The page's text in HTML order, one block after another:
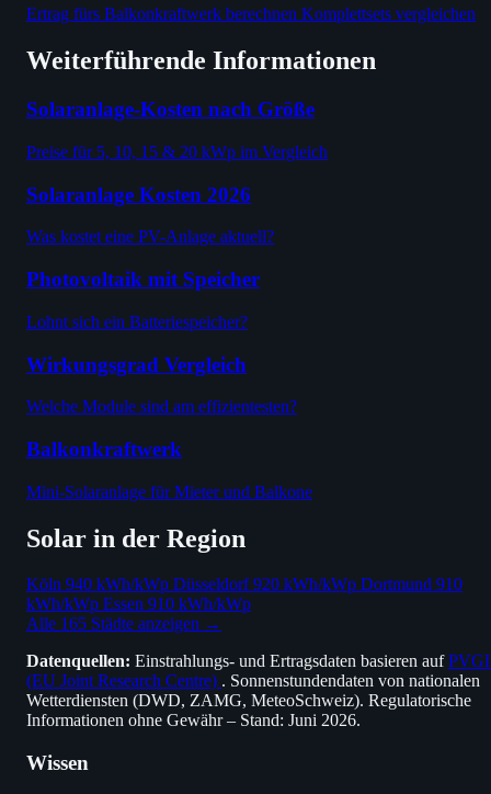
Ertrag fürs Balkonkraftwerk berechnen Komplettsets vergleichen
Weiterführende Informationen
Solaranlage-Kosten nach Größe
Preise für 5, 10, 15 & 20 kWp im Vergleich
Solaranlage Kosten 2026
Was kostet eine PV-Anlage aktuell?
Photovoltaik mit Speicher
Lohnt sich ein Batteriespeicher?
Wirkungsgrad Vergleich
Welche Module sind am effizientesten?
Balkonkraftwerk
Mini-Solaranlage für Mieter und Balkone
Solar in der Region
Köln 940 kWh/kWp Düsseldorf 920 kWh/kWp Dortmund 910
kWh/kWp Essen 910 kWh/kWp
Alle 165 Städte anzeigen →
Datenquellen: Einstrahlungs- und Ertragsdaten basieren auf
(EU Joint Research Centre) . Sonnenstundendaten von nationalen
Wetterdiensten (DWD, ZAMG, MeteoSchweiz). Regulatorische
Informationen ohne Gewähr – Stand: Juni 2026.
Wissen